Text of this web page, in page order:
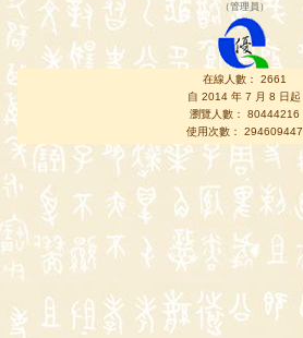
（管理員 ）
在線人數： 2661
自 2014 年 7 月 8 日起
瀏覽人數： 80444216
使用次數： 294609447